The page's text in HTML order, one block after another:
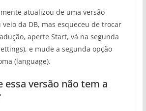
atualizou de uma versão
da DB, mas esqueceu de trocar
aperte Start, vá na segunda
e mude a segunda opção
(language).
essa versão não tem a